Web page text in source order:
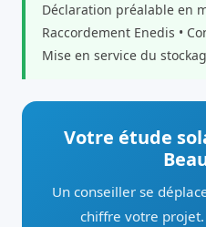
Déclaration préalable en
Raccordement Enedis •
Mise en service du
Votre étude
Un conseiller se
chiffre votre